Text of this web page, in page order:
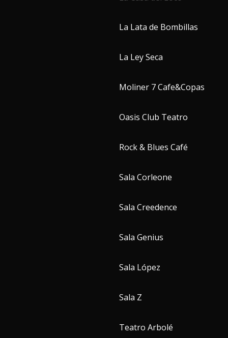
La Lata de Bombillas
La Ley Seca
Moliner 7 Cafe&Copas
Oasis Club Teatro
Rock & Blues Café
Sala Corleone
Sala Creedence
Sala Genius
Sala López
Sala Z
Teatro Arbolé